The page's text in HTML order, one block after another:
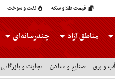
قیمت طلا و سکه نفت و سوخت
مناطق آزاد چندرسانه‌ای
و برق صنایع و معادن تجارت و بازرگانی